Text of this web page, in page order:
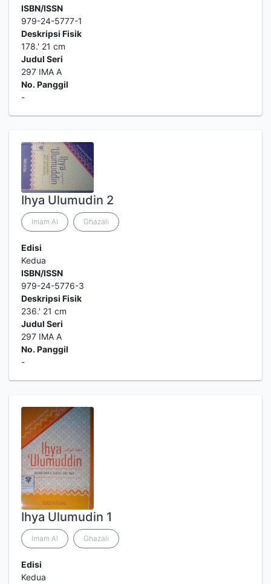
ISBN/ISSN
979-24-5777-1
Deskripsi Fisik
178.' 21 cm
Judul Seri
297 IMA A
No. Panggil
-
Ihya Ulumudin 2
Imam Al Ghazali
Edisi
Kedua
ISBN/ISSN
979-24-5776-3
Deskripsi Fisik
236.' 21 cm
Judul Seri
297 IMA A
No. Panggil
-
Ihya Ulumudin 1
Imam Al Ghazali
Edisi
Kedua